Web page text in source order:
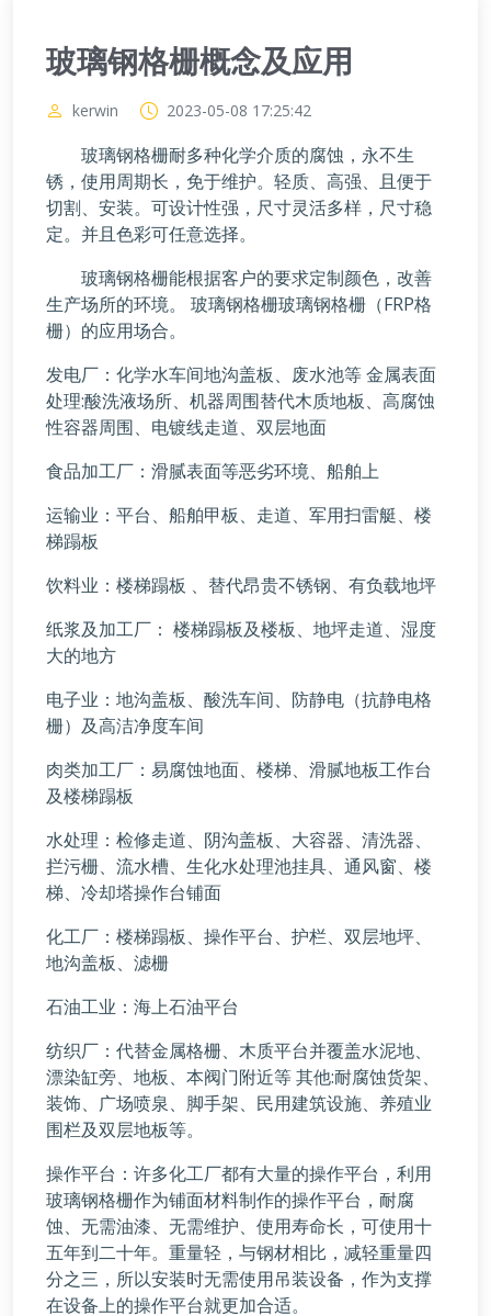
玻璃钢格栅概念及应用
kerwin 2023-05-08 17:25:42
玻璃钢格栅耐多种化学介质的腐蚀，永不生
锈，使用周期长，免于维护。轻质、高强、且便于
切割、安装。可设计性强，尺寸灵活多样，尺寸稳
定。并且色彩可任意选择。
玻璃钢格栅能根据客户的要求定制颜色，改善
生产场所的环境。 玻璃钢格栅玻璃钢格栅（FRP格
栅）的应用场合。
发电厂：化学水车间地沟盖板、废水池等 金属表面
处理:酸洗液场所、机器周围替代木质地板、高腐蚀
性容器周围、电镀线走道、双层地面
食品加工厂：滑腻表面等恶劣环境、船舶上
运输业：平台、船舶甲板、走道、军用扫雷艇、楼
梯蹋板
饮料业：楼梯蹋板 、替代昂贵不锈钢、有负载地坪
纸浆及加工厂： 楼梯蹋板及楼板、地坪走道、湿度
大的地方
电子业：地沟盖板、酸洗车间、防静电（抗静电格
栅）及高洁净度车间
肉类加工厂：易腐蚀地面、楼梯、滑腻地板工作台
及楼梯蹋板
水处理：检修走道、阴沟盖板、大容器、清洗器、
拦污栅、流水槽、生化水处理池挂具、通风窗、楼
梯、冷却塔操作台铺面
化工厂：楼梯蹋板、操作平台、护栏、双层地坪、
地沟盖板、滤栅
石油工业：海上石油平台
纺织厂：代替金属格栅、木质平台并覆盖水泥地、
漂染缸旁、地板、本阀门附近等 其他:耐腐蚀货架、
装饰、广场喷泉、脚手架、民用建筑设施、养殖业
围栏及双层地板等。
操作平台：许多化工厂都有大量的操作平台，利用
玻璃钢格栅作为铺面材料制作的操作平台，耐腐
蚀、无需油漆、无需维护、使用寿命长，可使用十
五年到二十年。重量轻，与钢材相比，减轻重量四
分之三，所以安装时无需使用吊装设备，作为支撑
在设备上的操作平台就更加合适。